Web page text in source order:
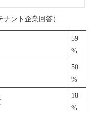
ント企業回答）
59
%
50
%
18
%